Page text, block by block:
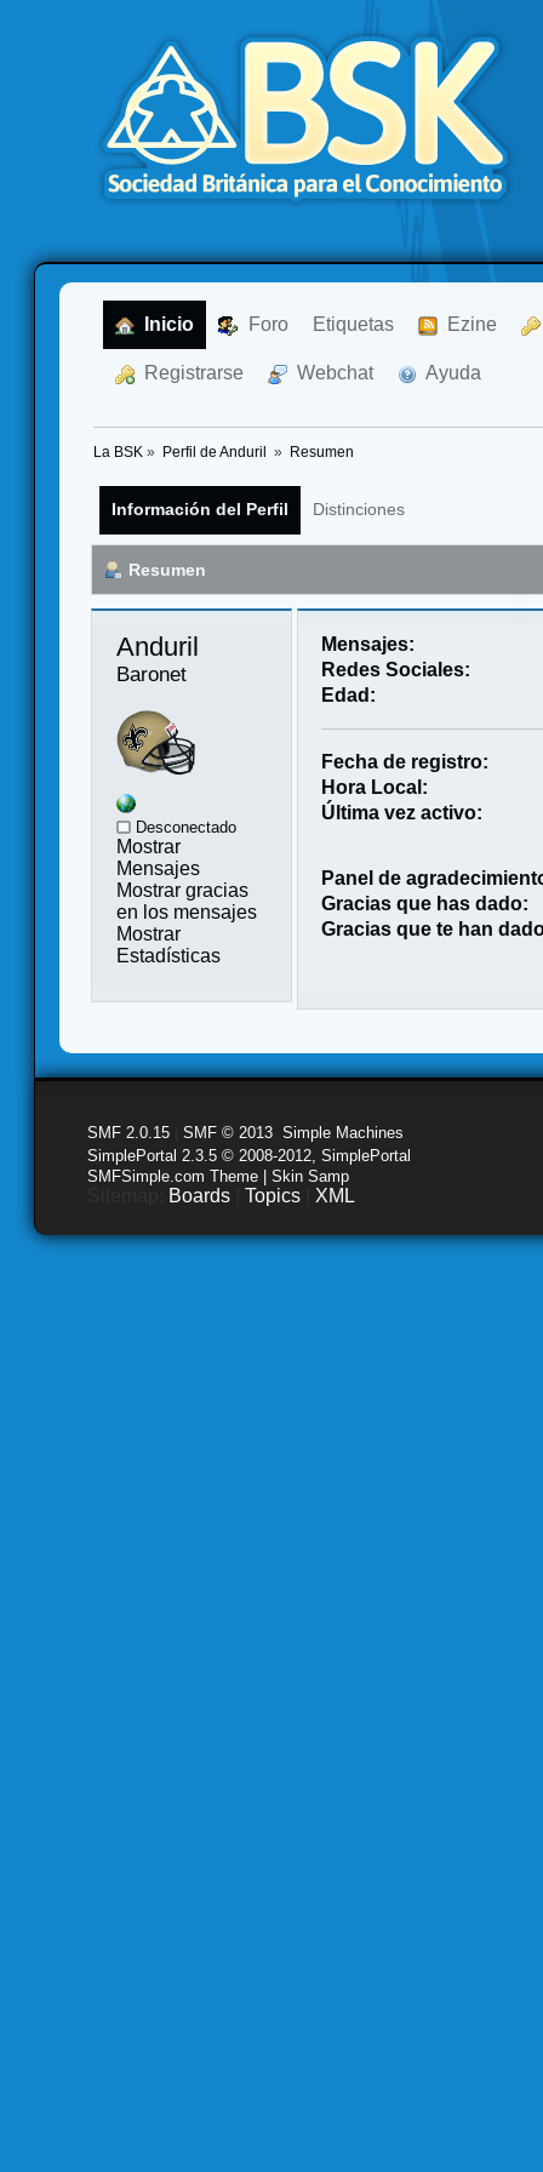
Inicio Foro Etiquetas Ezine
Registrarse Webchat Ayuda
La BSK » Perfil de Anduril » Resumen
Información del Perfil Distinciones
Resumen
Anduril
Baronet
Desconectado
Mostrar
Mensajes
Mostrar gracias
en los mensajes
Mostrar
Estadísticas
Mensajes:
Redes Sociales:
Edad:
Fecha de registro:
Hora Local:
Última vez activo:
Panel de
Gracias que has dado:
Gracias que te han
SMF 2.0.15 SMF © 2013 Simple Machines
SimplePortal 2.3.5 © 2008-2012, SimplePortal
SMFSimple.com Theme | Skin Samp
Boards Topics XML